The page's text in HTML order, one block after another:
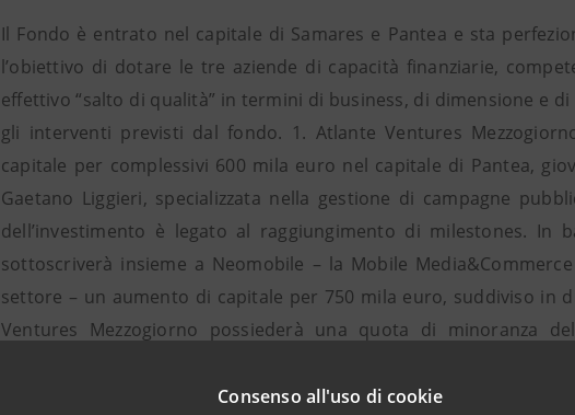
Consenso all'uso di cookie
Il Fondo è entrato nel capitale di Samares e Pantea e sta
l’obiettivo di dotare le tre aziende di capacità finanziarie,
effettivo “salto di qualità” in termini di business, di dimensione e
gli interventi previsti dal fondo. 1. Atlante Ventures
capitale per complessivi 600 mila euro nel capitale di Pantea,
Gaetano Liggieri, specializzata nella gestione di campagne
dell’investimento è legato al raggiungimento di milestones. In
sottoscriverà insieme a Neomobile – la Mobile
settore – un aumento di capitale per 750 mila euro, suddiviso in
Ventures Mezzogiorno possiederà una quota di minoranza
manterranno la maggioranza delle azioni della società.
centro di sviluppo di information technology a Catania. Pantea